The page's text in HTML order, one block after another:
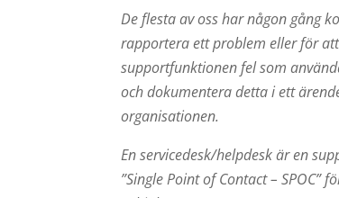
De flesta av oss har någon gång
rapportera ett problem eller för
supportfunktionen fel som
och dokumentera detta i ett
organisationen.
En servicedesk/helpdesk är en
”Single Point of Contact –